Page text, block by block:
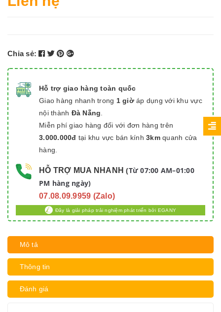
Chia sẻ:
Hỗ trợ giao hàng toàn quốc
Giao hàng nhanh trong 1 giờáp dụng với khu vực
nội thành Đà Nẵng
Miễn phí giao hàng đối với đơn hàng trên
3.000.000đ tại khu vực bán kính 3kmquanh cửa
hàng.
HỖ TRỢ MUA NHANH (Từ 07:00 AM–01:00
PM hàng ngày)
07.08.09.9959 (Zalo)
Đây là giải pháp trải nghiệm phát triển bởi EGANY
Mô tả
Thông tin
Đánh giá